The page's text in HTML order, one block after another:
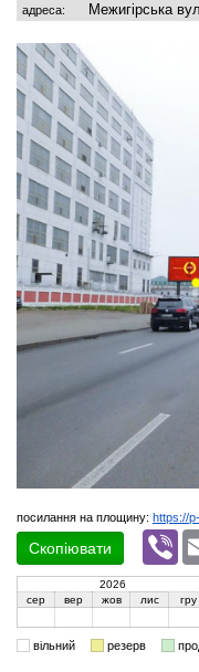
адреса: Межигірська
посилання на площину: https://
Скопіювати
2026
сер
вер жов лис гру
вільний резерв